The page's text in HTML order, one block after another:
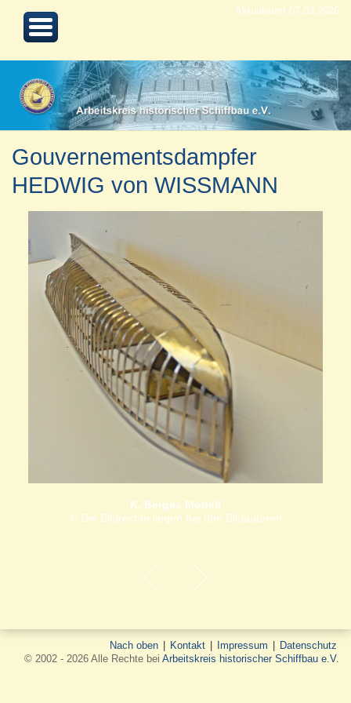
Aktualisiert 07.03.2026
Gouvernementsdampfer
HEDWIG von WISSMANN
K. Berges Modell
© Die Bildrechte liegen bei den Bildautoren
Nach oben Kontakt Impressum
Datenschutz
© 2002 - 2026 Alle Rechte bei Arbeitskreis historischer Schiffbau e.V.